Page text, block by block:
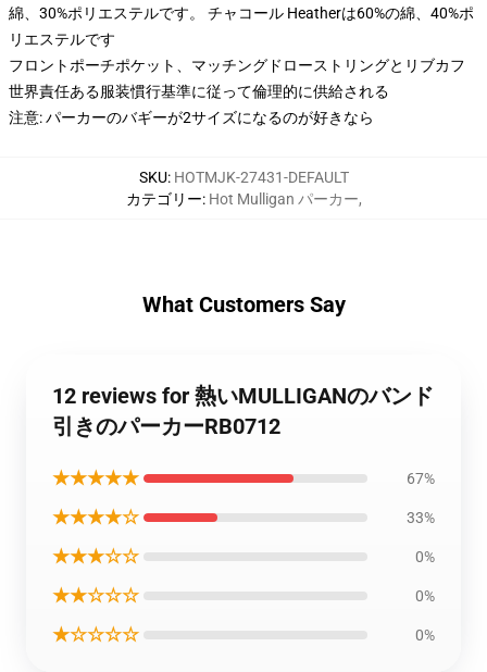
綿、30%ポリエステルです。 チャコール Heatherは60%の綿、40%ポ
リエステルです
フロントポーチポケット、マッチングドローストリングとリブカフ
世界責任ある服装慣行基準に従って倫理的に供給される
注意: パーカーのバギーが2サイズになるのが好きなら
SKU: HOTMJK-27431-DEFAULT
カテゴリー: Hot Mulligan パーカー,
What Customers Say
12 reviews for 熱いMULLIGANのバンド
引きのパーカーRB0712
★★★★★ 67%
★★★★☆ 33%
★★★☆☆ 0%
★★☆☆☆ 0%
★☆☆☆☆ 0%